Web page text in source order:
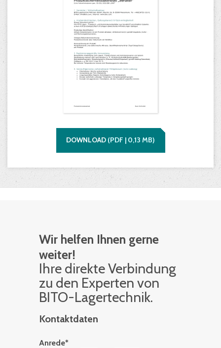
DOWNLOAD (PDF | 0,13 MB)
Wir helfen Ihnen gerne
weiter!
Ihre di­rek­te Ver­bin­dung
zu den Ex­per­ten von
BITO-La­ger­tech­nik.
Kontaktdaten
Anrede*